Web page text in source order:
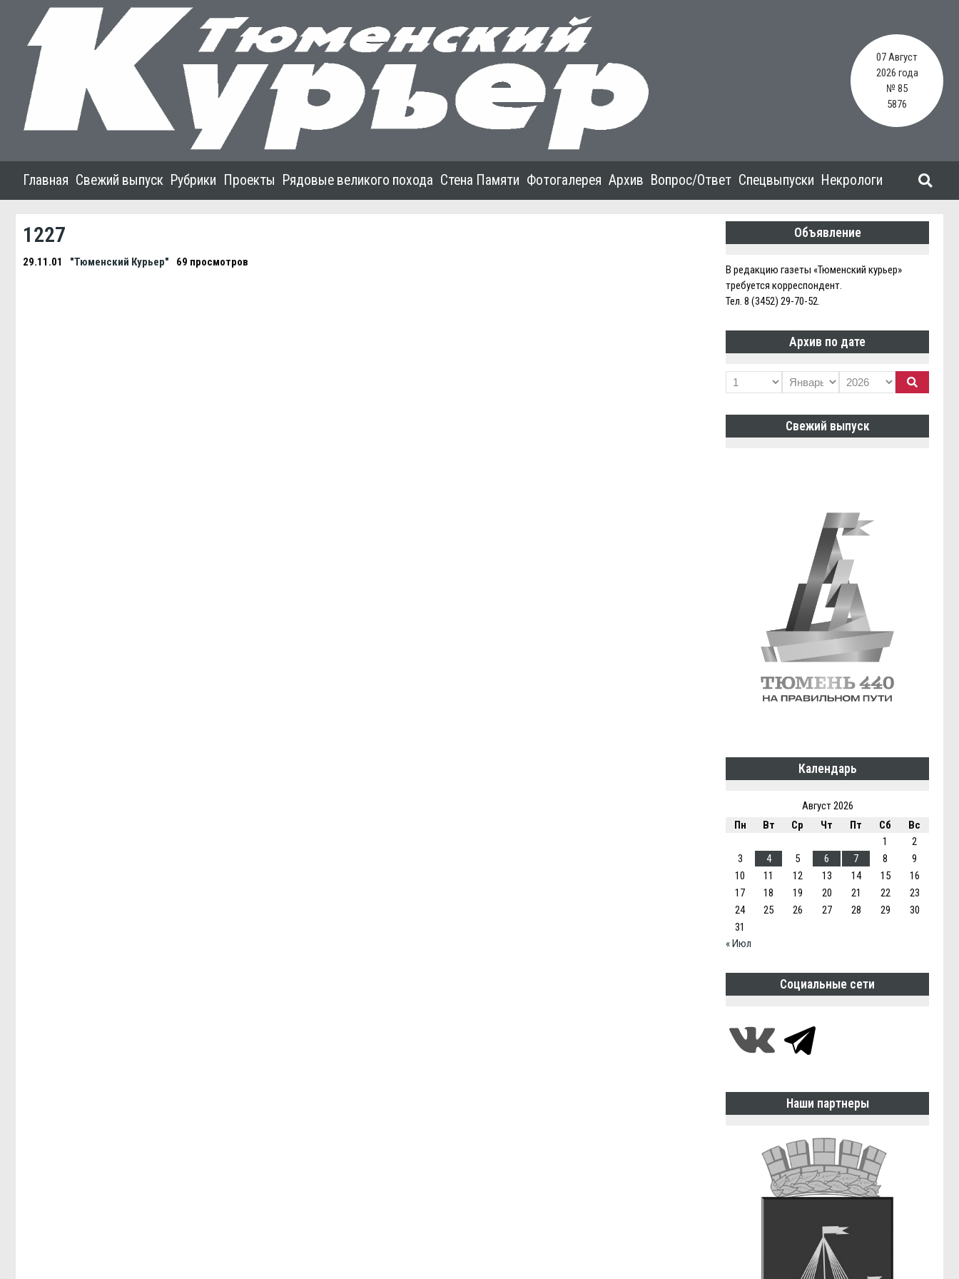
07 Август
2026 года
№ 85
5876
Главная Свежий выпуск Рубрики Проекты Рядовые великого похода Стена Памяти Фотогалерея Архив Вопрос/Ответ Спецвыпуски Некрологи
1227
29.11.01 "Тюменский Курьер" 69 просмотров
Объявление
В редакцию газеты «Тюменский курьер»
требуется корреспондент.
Тел. 8 (3452) 29-70-52.
Архив по дате
Свежий выпуск
Календарь
Август 2026
Пн
Вт Ср Чт Пт Сб
Вс
1
2
3
4 5 6 7 8
9
10
11 12 13 14 15
16
17
18 19 20 21 22
23
24
25 26 27 28 29
30
31
« Июл
Социальные сети
Наши партнеры